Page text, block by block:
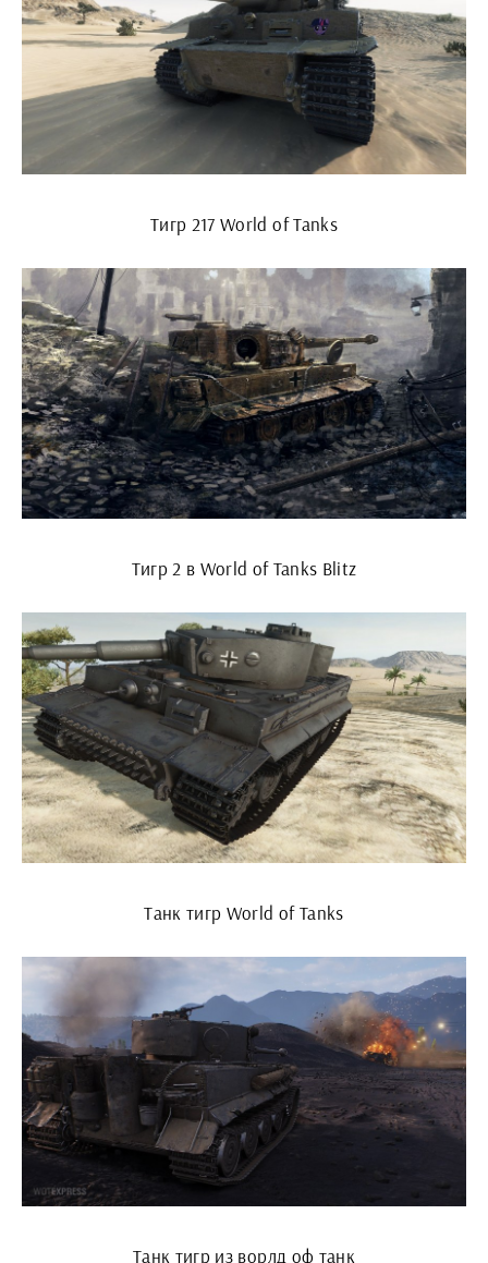
Тигр 217 World of Tanks
Тигр 2 в World of Tanks Blitz
Танк тигр World of Tanks
Танк тигр из ворлд оф танк